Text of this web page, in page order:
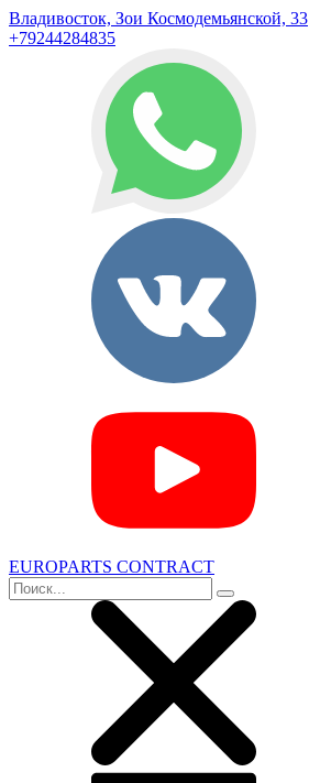
Владивосток, Зои Космодемьянской, 33
+79244284835
EUROPARTS CONTRACT